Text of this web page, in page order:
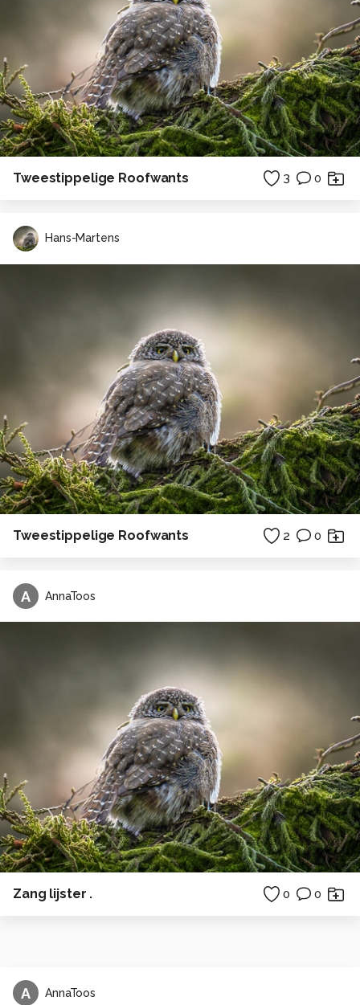
Tweestippelige Roofwants 3 0
Hans-Martens
Tweestippelige Roofwants 2 0
A AnnaToos
Zang lijster . 0 0
A AnnaToos